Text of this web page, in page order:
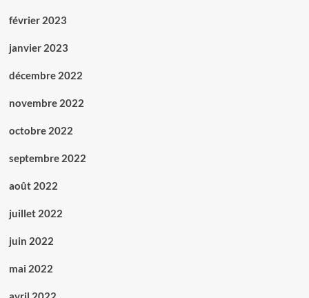
février 2023
janvier 2023
décembre 2022
novembre 2022
octobre 2022
septembre 2022
août 2022
juillet 2022
juin 2022
mai 2022